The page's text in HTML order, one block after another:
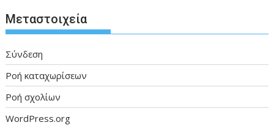
Μεταστοιχεία
Σύνδεση
Ροή καταχωρίσεων
Ροή σχολίων
WordPress.org